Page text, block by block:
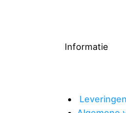
Informatie
Leveringen